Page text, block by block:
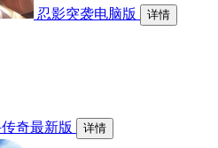
忍影突袭电脑版 详情
奇最新版 详情